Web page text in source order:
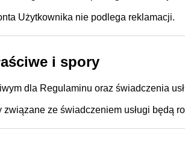
Użytkownika nie podlega reklamacji.
i spory
dla Regulaminu oraz świadczenia
związane ze świadczeniem usługi będą